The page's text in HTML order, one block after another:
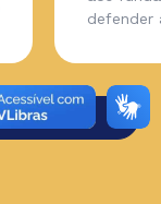
defender